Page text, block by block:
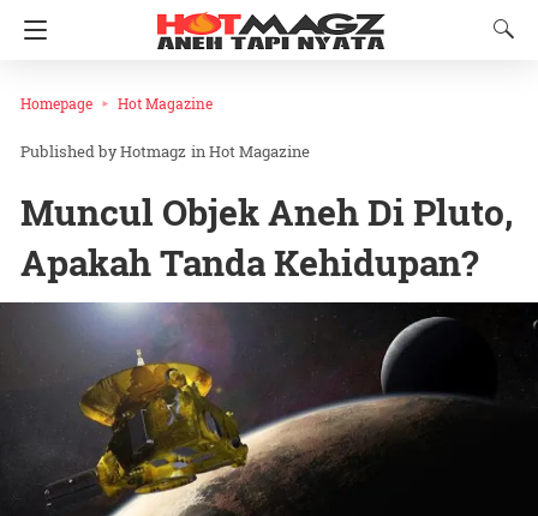
Homepage Hot Magazine
Hotmagz inHot Magazine
Muncul Objek Aneh Di Pluto,
Apakah Tanda Kehidupan?